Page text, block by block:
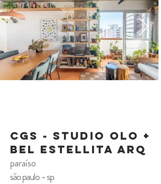
CGS - Studio olo +
bel estellita arq
paraíso
são paulo - sp